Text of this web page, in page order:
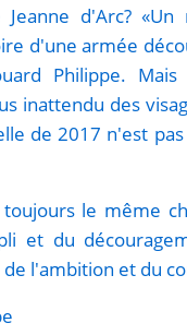
Jeanne d'Arc?
d'une armée
Philippe.
inattendu des
de 2017 n'est
le même
et du
l'ambition et du